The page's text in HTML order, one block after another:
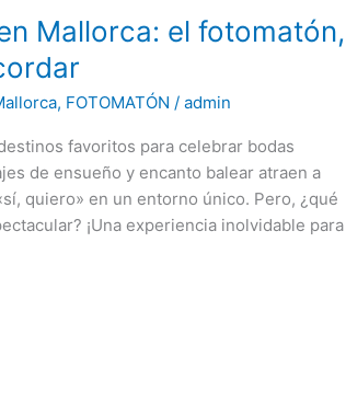
Mallorca: el fotomatón,
, FOTOMATÓN /admin
favoritos para celebrar bodas
de ensueño y encanto balear atraen a
quiero» en un entorno único. Pero, ¿qué
¡Una experiencia inolvidable para